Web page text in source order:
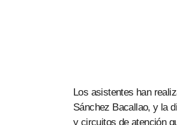
Los asistentes han
Sánchez Bacallao, y la
y circuitos de atención